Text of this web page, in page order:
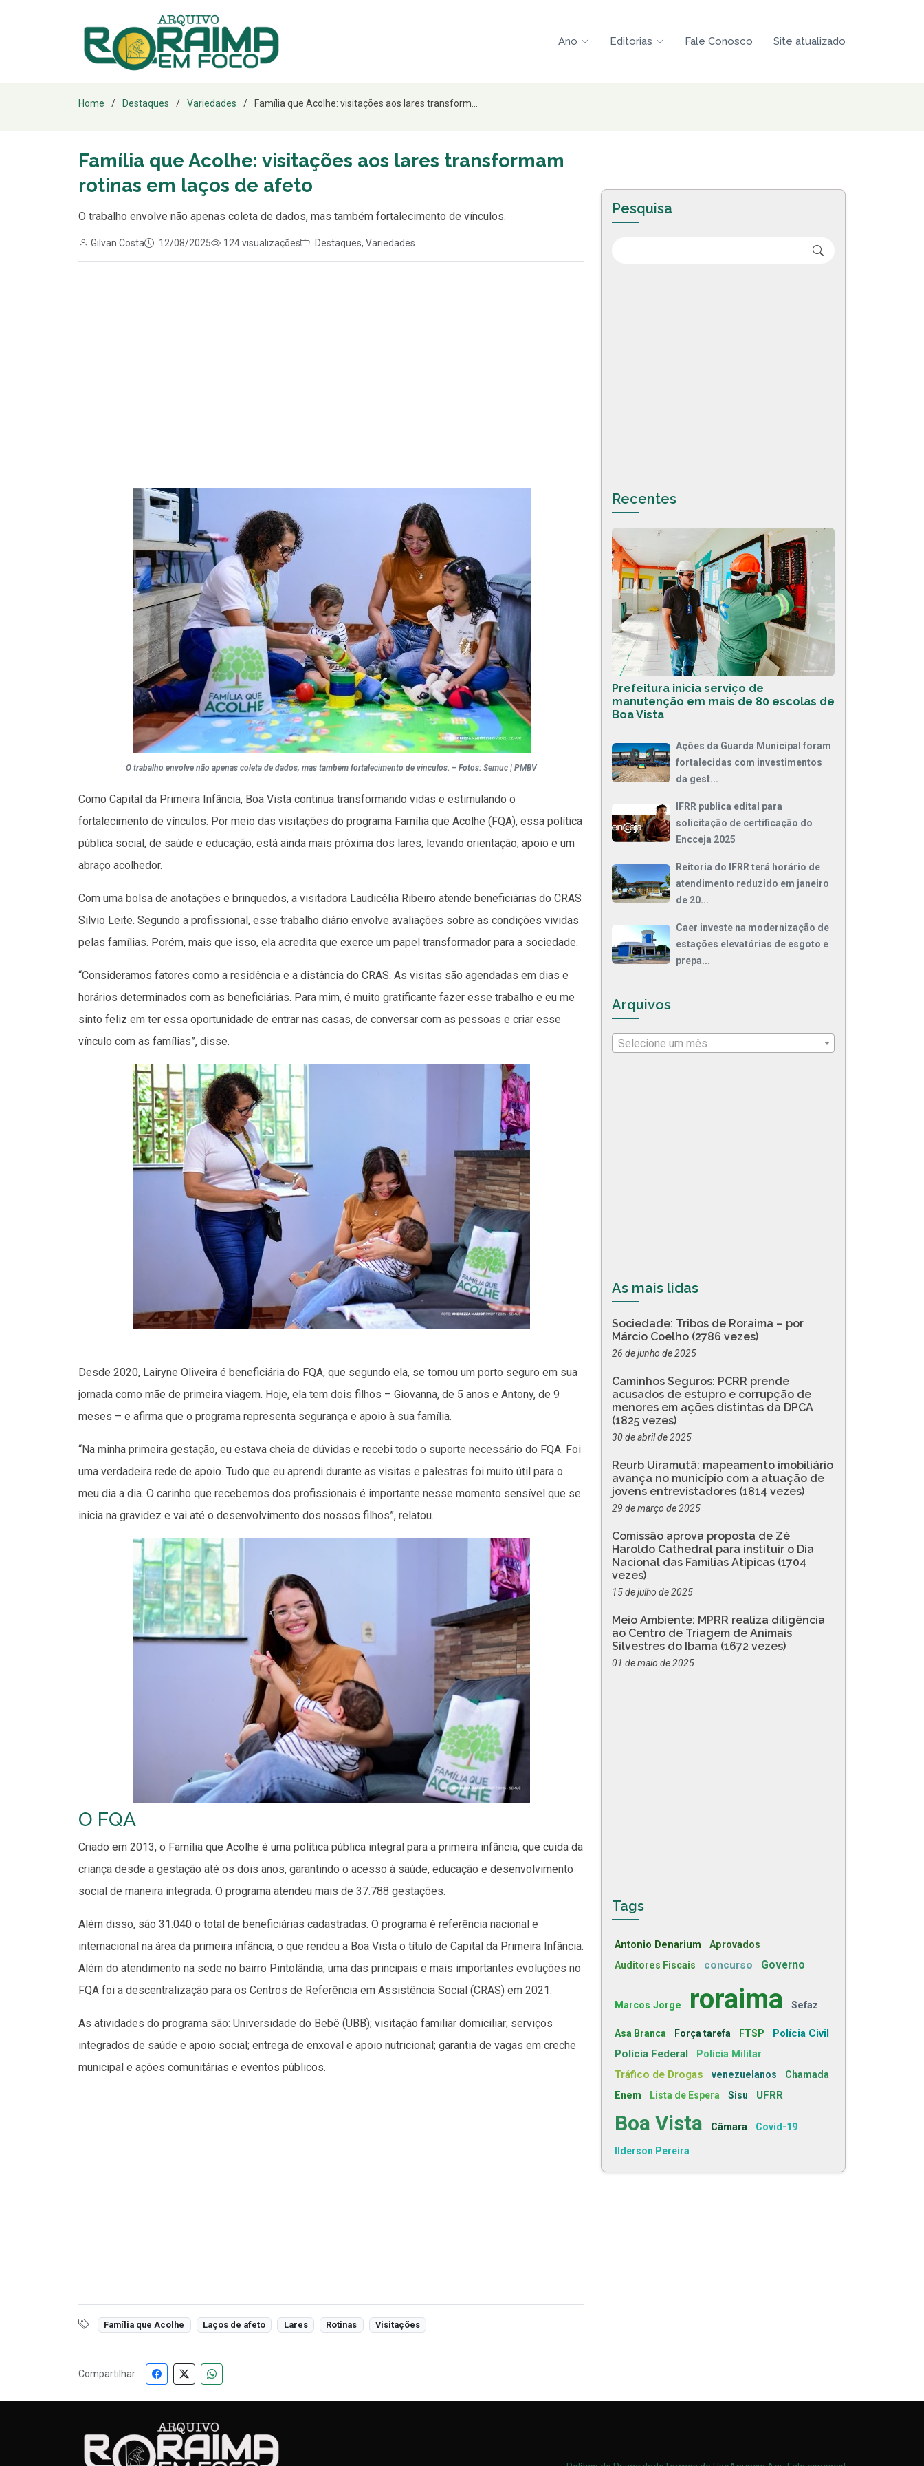
Ano Editorias Fale Conosco Site atualizado
Home Destaques Variedades Família que Acolhe: visitações aos lares transform...
Família que Acolhe: visitações aos lares transformam
rotinas em laços de afeto
O trabalho envolve não apenas coleta de dados, mas também fortalecimento de vínculos.
Gilvan Costa 12/08/2025 124 visualizações Destaques, Variedades
O trabalho envolve não apenas coleta de dados, mas também fortalecimento de vínculos. – Fotos: Semuc | PMBV
Como Capital da Primeira Infância, Boa Vista continua transformando vidas e estimulando o
fortalecimento de vínculos. Por meio das visitações do programa Família que Acolhe (FQA), essa política
pública social, de saúde e educação, está ainda mais próxima dos lares, levando orientação, apoio e um
abraço acolhedor.
Com uma bolsa de anotações e brinquedos, a visitadora Laudicélia Ribeiro atende beneficiárias do CRAS
Silvio Leite. Segundo a profissional, esse trabalho diário envolve avaliações sobre as condições vividas
pelas famílias. Porém, mais que isso, ela acredita que exerce um papel transformador para a sociedade.
“Consideramos fatores como a residência e a distância do CRAS. As visitas são agendadas em dias e
horários determinados com as beneficiárias. Para mim, é muito gratificante fazer esse trabalho e eu me
sinto feliz em ter essa oportunidade de entrar nas casas, de conversar com as pessoas e criar esse
vínculo com as famílias”, disse.
Desde 2020, Lairyne Oliveira é beneficiária do FQA, que segundo ela, se tornou um porto seguro em sua
jornada como mãe de primeira viagem. Hoje, ela tem dois filhos – Giovanna, de 5 anos e Antony, de 9
meses – e afirma que o programa representa segurança e apoio à sua família.
“Na minha primeira gestação, eu estava cheia de dúvidas e recebi todo o suporte necessário do FQA. Foi
uma verdadeira rede de apoio. Tudo que eu aprendi durante as visitas e palestras foi muito útil para o
meu dia a dia. O carinho que recebemos dos profissionais é importante nesse momento sensível que se
inicia na gravidez e vai até o desenvolvimento dos nossos filhos”, relatou.
O FQA
Criado em 2013, o Família que Acolhe é uma política pública integral para a primeira infância, que cuida da
criança desde a gestação até os dois anos, garantindo o acesso à saúde, educação e desenvolvimento
social de maneira integrada. O programa atendeu mais de 37.788 gestações.
Além disso, são 31.040 o total de beneficiárias cadastradas. O programa é referência nacional e
internacional na área da primeira infância, o que rendeu a Boa Vista o título de Capital da Primeira Infância.
Além do atendimento na sede no bairro Pintolândia, uma das principais e mais importantes evoluções no
FQA foi a descentralização para os Centros de Referência em Assistência Social (CRAS) em 2021.
As atividades do programa são: Universidade do Bebê (UBB); visitação familiar domiciliar; serviços
integrados de saúde e apoio social; entrega de enxoval e apoio nutricional; garantia de vagas em creche
municipal e ações comunitárias e eventos públicos.
Família que Acolhe Laços de afeto Lares Rotinas Visitações
Compartilhar:
Pesquisa
Recentes
Prefeitura inicia serviço de
manutenção em mais de 80 escolas de
Boa Vista
Ações da Guarda Municipal foram
fortalecidas com investimentos
da gest...
IFRR publica edital para
solicitação de certificação do
Encceja 2025
Reitoria do IFRR terá horário de
atendimento reduzido em janeiro
de 20...
Caer investe na modernização de
estações elevatórias de esgoto e
prepa...
Arquivos
Selecione um mês
As mais lidas
Sociedade: Tribos de Roraima – por
Márcio Coelho (2786 vezes)
26 de junho de 2025
Caminhos Seguros: PCRR prende
acusados de estupro e corrupção de
menores em ações distintas da DPCA
(1825 vezes)
30 de abril de 2025
Reurb Uiramutã: mapeamento imobiliário
avança no município com a atuação de
jovens entrevistadores (1814 vezes)
29 de março de 2025
Comissão aprova proposta de Zé
Haroldo Cathedral para instituir o Dia
Nacional das Famílias Atípicas (1704
vezes)
15 de julho de 2025
Meio Ambiente: MPRR realiza diligência
ao Centro de Triagem de Animais
Silvestres do Ibama (1672 vezes)
01 de maio de 2025
Tags
Antonio Denarium Aprovados
Auditores Fiscais concurso Governo
Marcos Jorge roraima Sefaz
Asa Branca Força tarefa FTSP
Polícia Civil
Polícia Federal
Polícia Militar
Tráfico de Drogas venezuelanos
Chamada
Enem
Lista de Espera Sisu UFRR
Boa Vista Câmara Covid-19
Ilderson Pereira